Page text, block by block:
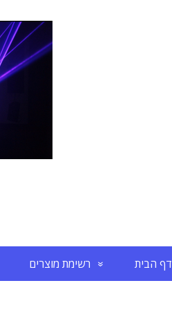
רשימת מוצרים דף הבית